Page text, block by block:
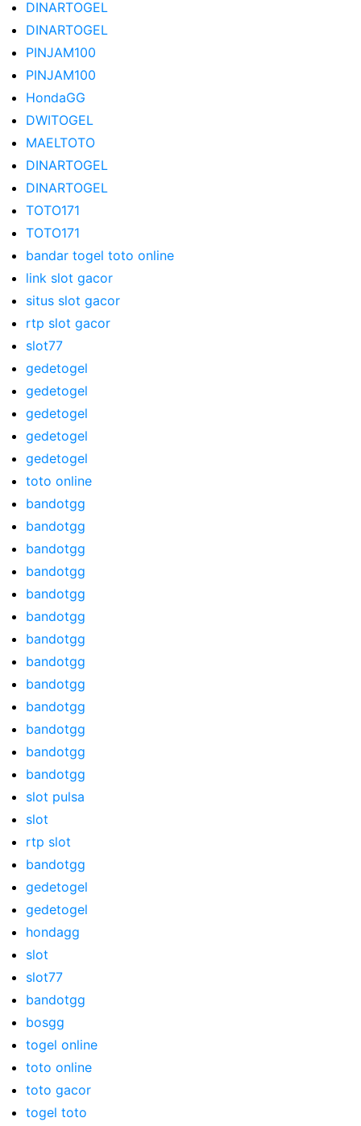
DINARTOGEL
DINARTOGEL
PINJAM100
PINJAM100
HondaGG
DWITOGEL
MAELTOTO
DINARTOGEL
DINARTOGEL
TOTO171
TOTO171
bandar togel toto online
link slot gacor
situs slot gacor
rtp slot gacor
slot77
gedetogel
gedetogel
gedetogel
gedetogel
gedetogel
toto online
bandotgg
bandotgg
bandotgg
bandotgg
bandotgg
bandotgg
bandotgg
bandotgg
bandotgg
bandotgg
bandotgg
bandotgg
bandotgg
slot pulsa
slot
rtp slot
bandotgg
gedetogel
gedetogel
hondagg
slot
slot77
bandotgg
bosgg
togel online
toto online
toto gacor
togel toto